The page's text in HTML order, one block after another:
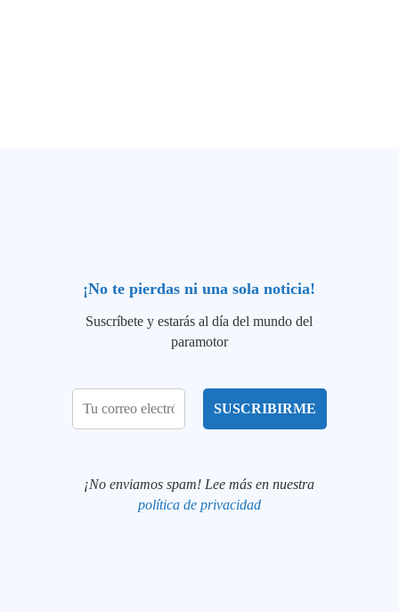
¡No te pierdas ni una sola noticia!
Suscríbete y estarás al día del mundo del
paramotor
¡No enviamos spam! Lee más en nuestra
política de privacidad